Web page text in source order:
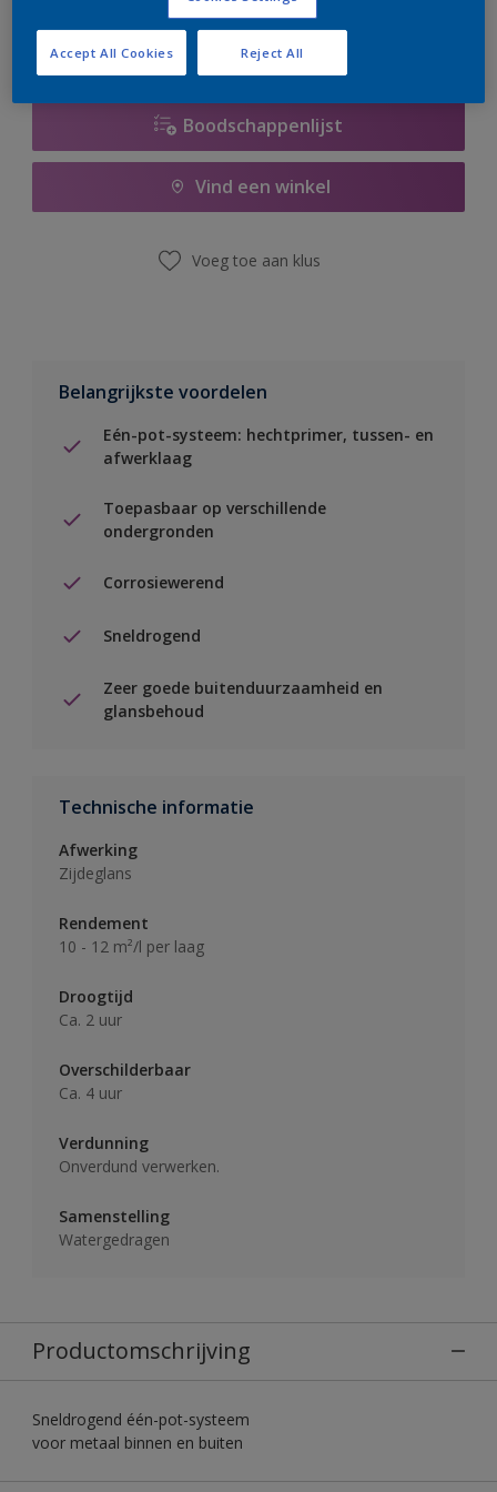
Boodschappenlijst
Vind een winkel
Voeg toe aan klus
Belangrijkste voordelen
Eén-pot-systeem: hechtprimer, tussen- en
afwerklaag
Toepasbaar op verschillende
ondergronden
Corrosiewerend
Sneldrogend
Zeer goede buitenduurzaamheid en
glansbehoud
Technische informatie
Afwerking
Zijdeglans
Rendement
10 - 12 m²/l per laag
Droogtijd
Ca. 2 uur
Overschilderbaar
Ca. 4 uur
Verdunning
Onverdund verwerken.
Samenstelling
Watergedragen
Productomschrijving
Sneldrogend één-pot-systeem
voor metaal binnen en buiten
Reject All
Accept All Cookies